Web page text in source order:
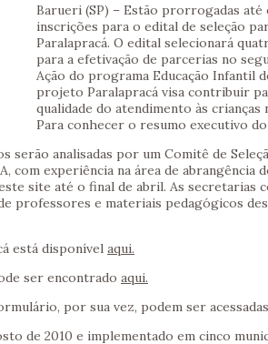
Barueri (SP) – Estão prorrogadas até
inscrições para o edital de seleção
Paralapracá. O edital selecionará
para a efetivação de parcerias no
Ação do programa Educação Infantil
projeto Paralapracá visa contribuir
qualidade do atendimento às crianças
Para conhecer o resumo executivo
serão analisadas por um Comitê de
experiência na área de abrangência
site até o final de abril. As secretarias
professores e materiais pedagógicos
está disponível aqui.
ser encontrado aqui.
por sua vez, podem ser acessadas
de 2010 e implementado em cinco